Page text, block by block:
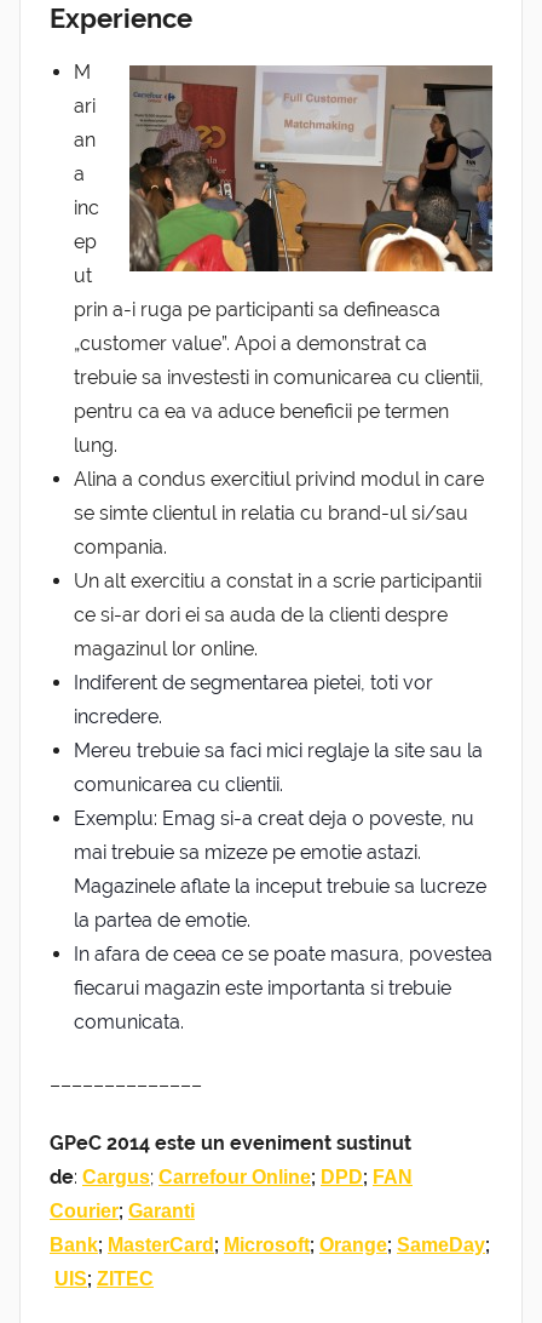
Experience
M
ari
an
a
inc
ep
ut
prin a-i ruga pe participanti sa defineasca
„customer value”. Apoi a demonstrat ca
trebuie sa investesti in comunicarea cu clientii,
pentru ca ea va aduce beneficii pe termen
lung.
Alina a condus exercitiul privind modul in care
se simte clientul in relatia cu brand-ul si/sau
compania.
Un alt exercitiu a constat in a scrie participantii
ce si-ar dori ei sa auda de la clienti despre
magazinul lor online.
Indiferent de segmentarea pietei, toti vor
incredere.
Mereu trebuie sa faci mici reglaje la site sau la
comunicarea cu clientii.
Exemplu: Emag si-a creat deja o poveste, nu
mai trebuie sa mizeze pe emotie astazi.
Magazinele aflate la inceput trebuie sa lucreze
la partea de emotie.
In afara de ceea ce se poate masura, povestea
fiecarui magazin este importanta si trebuie
comunicata.
––––––––––––––
GPeC 2014 este un eveniment sustinut
de: Cargus; Carrefour Online; DPD; FAN
Courier; Garanti
Bank; MasterCard ; Microsoft; Orange; SameDay;
UIS; ZITEC